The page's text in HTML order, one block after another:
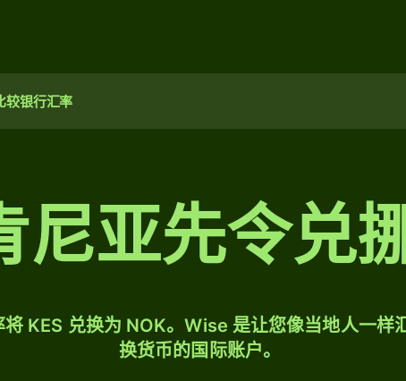
较银行汇率
尼亚先令兑
KES 兑换为 NOK。Wise 是让您像当地人一样
换货币的国际账户。